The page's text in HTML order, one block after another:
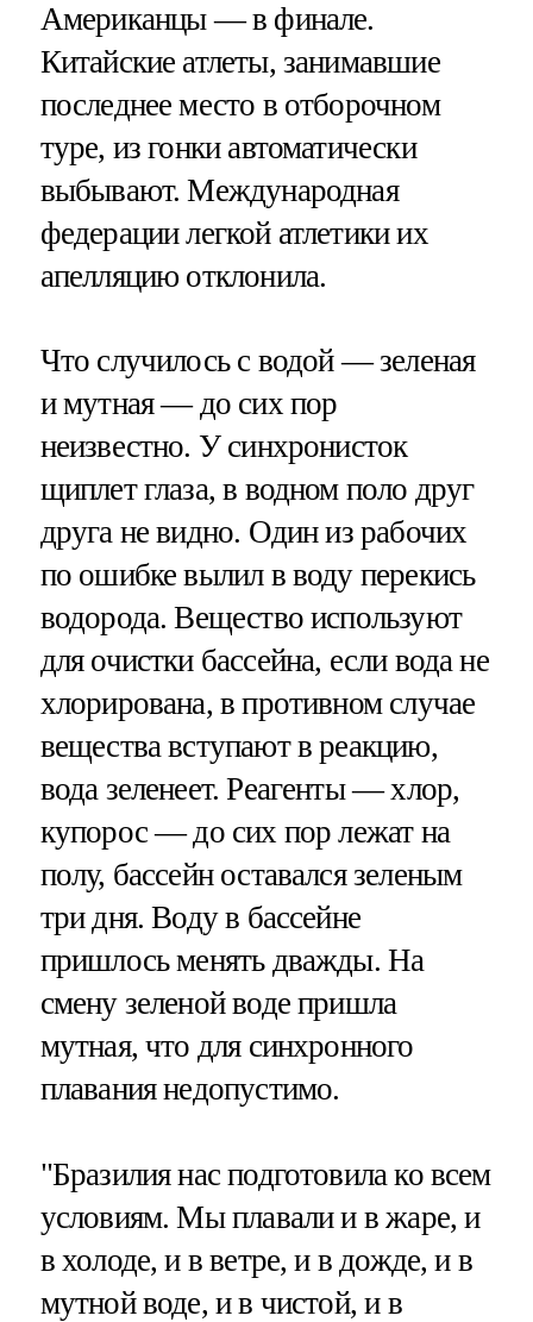
Американцы — в финале.
Китайские атлеты, занимавшие
последнее место в отборочном
туре, из гонки автоматически
выбывают. Международная
федерации легкой атлетики их
апелляцию отклонила.
Что случилось с водой — зеленая
и мутная — до сих пор
неизвестно. У синхронисток
щиплет глаза, в водном поло друг
друга не видно. Один из рабочих
по ошибке вылил в воду перекись
водорода. Вещество используют
для очистки бассейна, если вода не
хлорирована, в противном случае
вещества вступают в реакцию,
вода зеленеет. Реагенты — хлор,
купорос — до сих пор лежат на
полу, бассейн оставался зеленым
три дня. Воду в бассейне
пришлось менять дважды. На
смену зеленой воде пришла
мутная, что для синхронного
плавания недопустимо.
"Бразилия нас подготовила ко всем
условиям. Мы плавали и в жаре, и
в холоде, и в ветре, и в дожде, и в
мутной воде, и в чистой, и в